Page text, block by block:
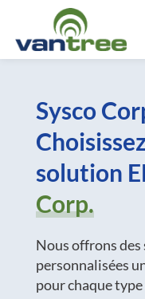
contenu
Sysco
solution
Corp.
Nous offrons
personnalisées
pour chaque